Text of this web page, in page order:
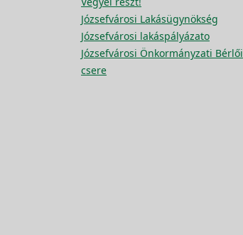
Józsefvárosi Lakásügynökség
Józsefvárosi lakáspályázato
Józsefvárosi Önkormányzati Bérlői
csere